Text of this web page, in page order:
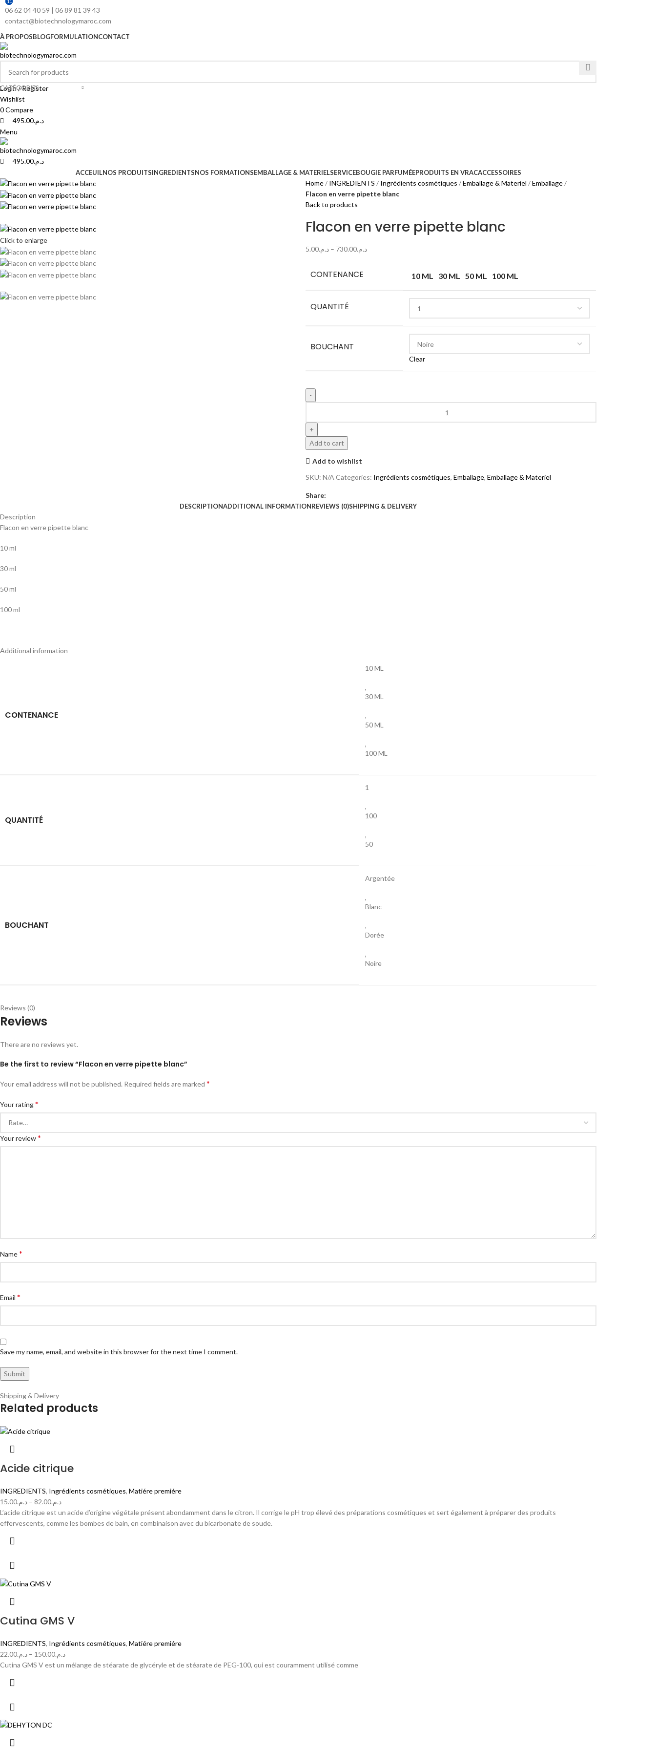
06 62 04 40 59 | 06 89 81 39 43
contact@biotechnologymaroc.com
À PROPOSBLOGFORMULATIONCONTACT
CATÉGORIES
Login / Register
Wishlist
0Compare
11
د.م.495.00
Menu
11
د.م.495.00
ACCEUILNOS PRODUITSINGREDIENTSNOS FORMATIONSEMBALLAGE & MATERIELSERVICEBOUGIE PARFUMÉEPRODUITS EN VRACACCESSOIRES
Click to enlarge
Home INGREDIENTS Ingrédients cosmétiques Emballage & Materiel
Emballage
Flacon en verre pipette blanc
Back to products
Flacon en verre pipette blanc
د.م.5.00 – د.م.730.00
CONTENANCE 10 ML 30 ML 50 ML 100 ML
QUANTITÉ
BOUCHANT
Clear
Add to cart
Add to wishlist
SKU: N/A Categories: Ingrédients cosmétiques, Emballage, Emballage & Materiel
Share:
DESCRIPTIONADDITIONAL INFORMATIONREVIEWS (0)SHIPPING & DELIVERY
Description
Flacon en verre pipette blanc
10 ml
30 ml
50 ml
100 ml
Additional information
CONTENANCE
10 ML
,
30 ML
,
50 ML
,
100 ML
QUANTITÉ
1
,
100
,
50
BOUCHANT
Argentée
,
Blanc
,
Dorée
,
Noire
Reviews (0)
Reviews
There are no reviews yet.
Be the first to review “Flacon en verre pipette blanc”
Your email address will not be published. Required fields are marked *
Your rating*
Your review*
Name*
Email *
Save my name, email, and website in this browser for the next time I comment.
Shipping & Delivery
Related products
Acide citrique
INGREDIENTS, Ingrédients cosmétiques, Matiére premiére
د.م.15.00 – د.م.82.00
L’acide citrique est un acide d’origine végétale présent abondamment dans le citron. Il corrige le pH trop élevé des préparations cosmétiques et sert également à préparer des produits
effervescents, comme les bombes de bain, en combinaison avec du bicarbonate de soude.
Cutina GMS V
INGREDIENTS, Ingrédients cosmétiques, Matiére premiére
د.م.22.00 – د.م.150.00
Cutina GMS V est un mélange de stéarate de glycéryle et de stéarate de PEG-100, qui est couramment utilisé comme
11